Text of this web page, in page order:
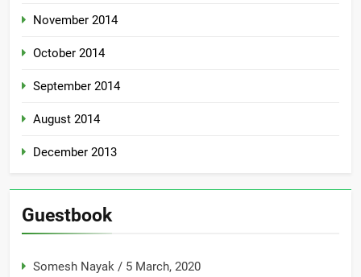
November 2014
October 2014
September 2014
August 2014
December 2013
Guestbook
Somesh Nayak / 5 March, 2020